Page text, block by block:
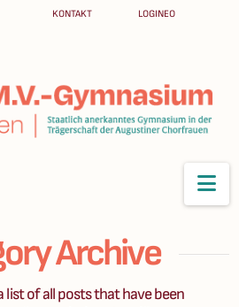
KONTAKT LOGINEO
Archive
list of all posts that have been